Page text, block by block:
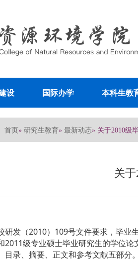
设 国际办学 本科生教
首页» 研究生教育» 最新动态» 关于2010级
关
研发（2010）109号文件要求，毕业
2011级专业硕士毕业研究生的学位
目录、摘要、正文和参考文献五部分